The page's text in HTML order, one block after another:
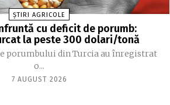
ȘTIRI AGRICOLE
cu deficit de porumb:
la peste 300 dolari/tonă
porumbului din Turcia au înregistrat
o...
7 AUGUST 2026